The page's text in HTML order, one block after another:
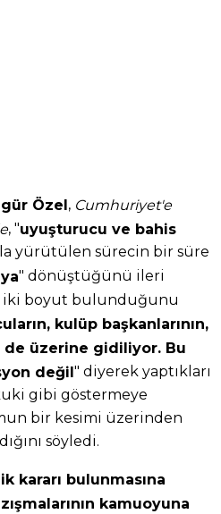
Özel, Cumhuriyet'e
, "uyuşturucu ve bahis
yürütülen sürecin bir süre
" dönüştüğünü ileri
iki boyut bulunduğunu
kulüp başkanlarının,
de üzerine gidiliyor. Bu
değil" diyerek yaptıkları
gibi göstermeye
bir kesimi üzerinden
söyledi.
kararı bulunmasına
kamuoyuna